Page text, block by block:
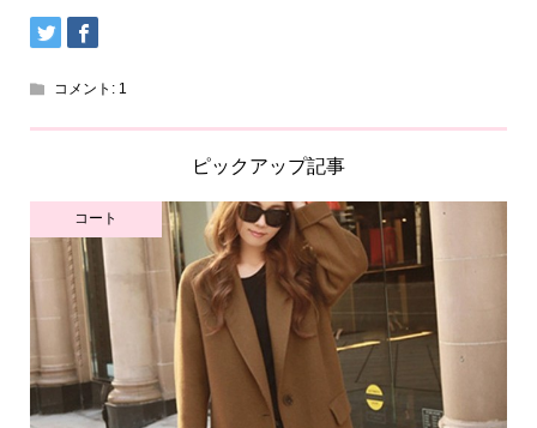
コメント: 1
ピックアップ記事
コート